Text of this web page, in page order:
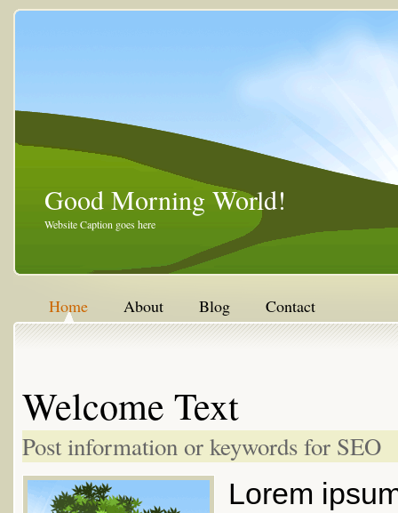
Good Morning World!
Website Caption goes here
Home About Blog Contact
Welcome Text
Post information or keywords for SEO
Lorem